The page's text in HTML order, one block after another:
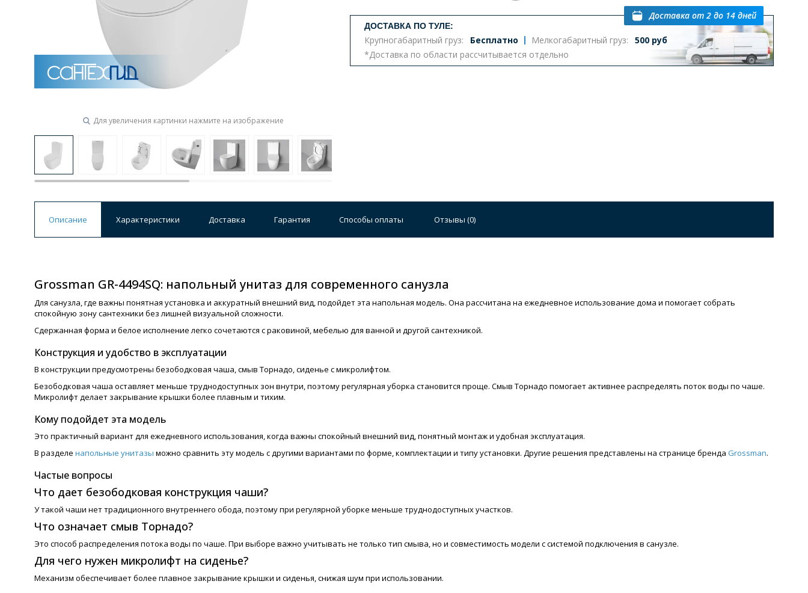
Для увеличения картинки нажмите на изображение
ДОСТАВКА ПО ТУЛЕ:
Крупногабаритный груз: Бесплатно Мелкогабаритный груз:
500 руб
*Доставка по области рассчитывается отдельно
Доставка от 2 до 14 дней
Описание Характеристики Доставка Гарантия Способы оплаты Отзывы (0)
Grossman GR-4494SQ: напольный унитаз для современного санузла
Для санузла, где важны понятная установка и аккуратный внешний вид, подойдет эта напольная модель. Она рассчитана на ежедневное использование дома и помогает собрать
спокойную зону сантехники без лишней визуальной сложности.
Сдержанная форма и белое исполнение легко сочетаются с раковиной, мебелью для ванной и другой сантехникой.
Конструкция и удобство в эксплуатации
В конструкции предусмотрены безободковая чаша, смыв Торнадо, сиденье с микролифтом.
Безободковая чаша оставляет меньше труднодоступных зон внутри, поэтому регулярная уборка становится проще. Смыв Торнадо помогает активнее распределять поток воды по чаше.
Микролифт делает закрывание крышки более плавным и тихим.
Кому подойдет эта модель
Это практичный вариант для ежедневного использования, когда важны спокойный внешний вид, понятный монтаж и удобная эксплуатация.
В разделе напольные унитазы можно сравнить эту модель с другими вариантами по форме, комплектации и типу установки. Другие решения представлены на странице бренда Grossman.
Частые вопросы
Что дает безободковая конструкция чаши?
У такой чаши нет традиционного внутреннего обода, поэтому при регулярной уборке меньше труднодоступных участков.
Что означает смыв Торнадо?
Это способ распределения потока воды по чаше. При выборе важно учитывать не только тип смыва, но и совместимость модели с системой подключения в санузле.
Для чего нужен микролифт на сиденье?
Механизм обеспечивает более плавное закрывание крышки и сиденья, снижая шум при использовании.